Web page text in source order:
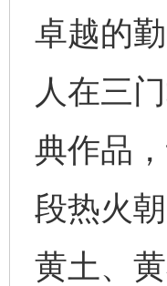
卓越的
人在三
典作品
段热火
黄土、